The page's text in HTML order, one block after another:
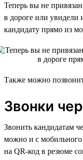
Теперь вы не
в дороге или увидели
кандидату прямо из
Также можно
Звонки
Звонить кандидатам
можно и с мобильного
на QR-код в резюме